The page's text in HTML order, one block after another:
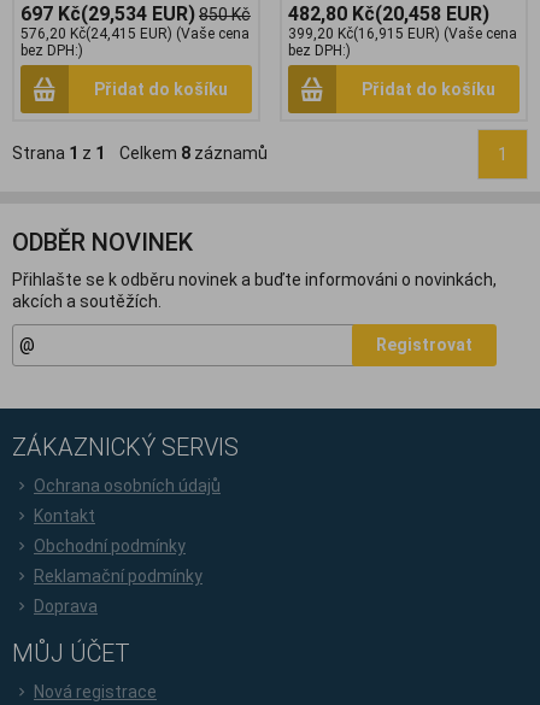
697 Kč(29,534 EUR)850 Kč
576,20 Kč(24,415 EUR) (Vaše cena
bez DPH:)
Přidat do košíku
482,80 Kč(20,458 EUR)
399,20 Kč(16,915 EUR) (Vaše cena
bez DPH:)
Přidat do košíku
Strana 1 z 1 Celkem 8 záznamů 1
ODBĚR NOVINEK
Přihlašte se k odběru novinek a buďte informováni o novinkách,
akcích a soutěžích.
Registrovat
ZÁKAZNICKÝ SERVIS
Ochrana osobních údajů
Kontakt
Obchodní podmínky
Reklamační podmínky
Doprava
MŮJ ÚČET
Nová registrace